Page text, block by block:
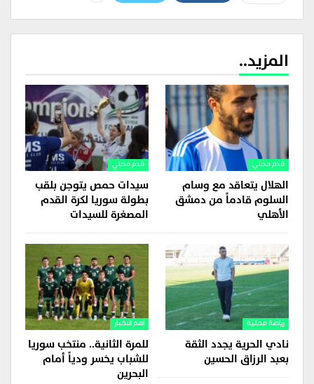
المزيد..
قدم محلي
الهلال يتعاقد مع وسام
السلوم قادماً من دمشق
الأهلي
قدم محلي
سيدات حمص يتوجن بلقب
بطولة سوريا لكرة القدم
المصغرة للسيدات
رياضة محلية
نادي الحرية يجدد الثقة
بعبد الرزاق الحسين
اهم الاخبار
للمرة الثانية.. منتخب سوريا
للشباب يخسر ودياً أمام
البحرين